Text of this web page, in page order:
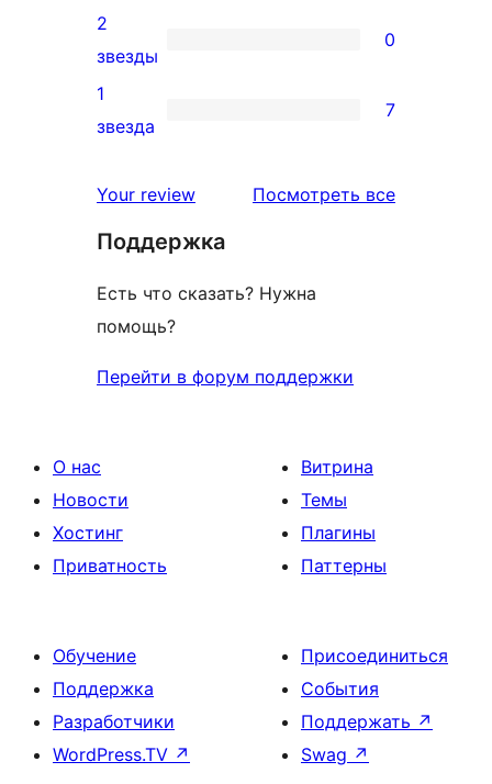
отзыв
3-
звездный
отзыв
0
2-
звездный
2
звезды
0
7
звездный
1
звезда
7
Your review Посмотреть всеотзывы
Поддержка
Есть что сказать? Нужна
помощь?
Перейти в форум поддержки
О нас
Новости
Хостинг
Приватность
Витрина
Темы
Плагины
Паттерны
Обучение
Поддержка
Разработчики
WordPress.TV ↗
Присоединиться
События
Поддержать ↗
Swag ↗